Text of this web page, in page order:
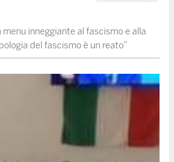
inneggiante al fascismo e alla
del fascismo è un reato”